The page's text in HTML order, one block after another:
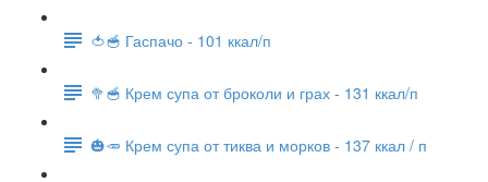
🍅🥣 Гаспачо - 101 ккал/п
🥦🥣 Крем супа от броколи и грах - 131 ккал/п
🎃🥕 Крем супа от тиква и морков - 137 ккал / п